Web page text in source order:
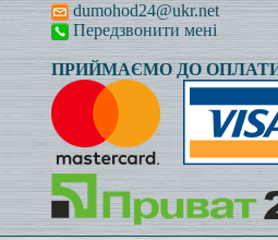
dumohod24@ukr.net
Передзвонити мені
ПРИЙМАЄМО ДО